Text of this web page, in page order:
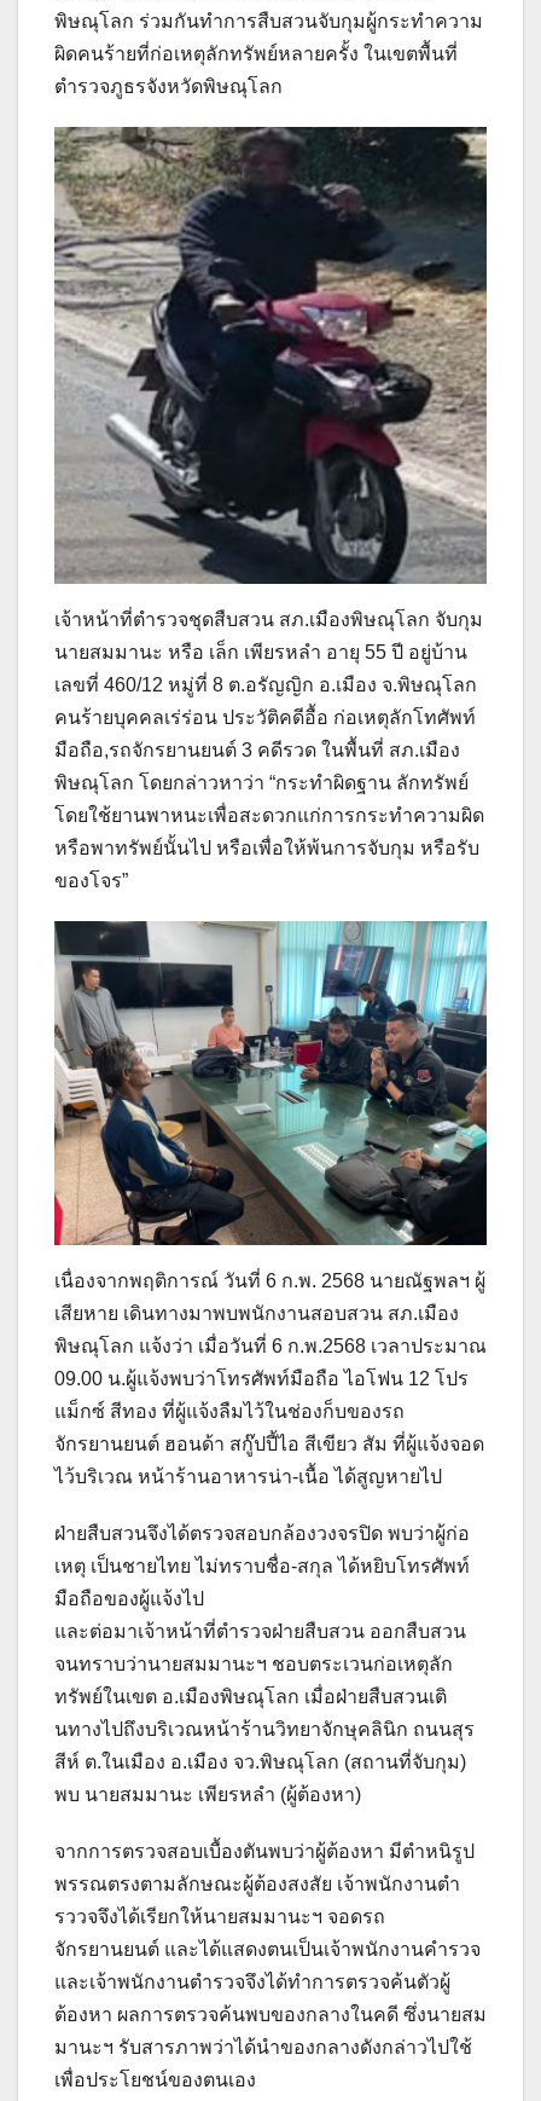
พิษณุโลก ร่วมกันทำการสืบสวนจับกุมผู้กระทำความ
ผิดคนร้ายที่ก่อเหตุลักทรัพย์หลายครั้ง ในเขตพื้นที่
ตำรวจภูธรจังหวัดพิษณุโลก
เจ้าหน้าที่ตำรวจชุดสืบสวน สภ.เมืองพิษณุโลก จับกุม
นายสมมานะ หรือ เล็ก เพียรหลำ อายุ 55 ปี อยู่บ้าน
เลขที่ 460/12 หมู่ที่ 8 ต.อรัญญิก อ.เมือง จ.พิษณุโลก
คนร้ายบุคคลเร่ร่อน ประวัติคดีอื้อ ก่อเหตุลักโทศัพท์
มือถือ,รถจักรยานยนต์ 3 คดีรวด ในพื้นที่ สภ.เมือง
พิษณุโลก โดยกล่าวหาว่า “กระทำผิดฐาน ลักทรัพย์
โดยใช้ยานพาหนะเพื่อสะดวกแก่การกระทำความผิด
หรือพาทรัพย์นั้นไป หรือเพื่อให้พ้นการจับกุม หรือรับ
ของโจร”
เนื่องจากพฤติการณ์ วันที่ 6 ก.พ. 2568 นายณัฐพลฯ ผู้
เสียหาย เดินทางมาพบพนักงานสอบสวน สภ.เมือง
พิษณุโลก แจ้งว่า เมื่อวันที่ 6 ก.พ.2568 เวลาประมาณ
09.00 น.ผู้แจ้งพบว่าโทรศัพท์มือถือ ไอโฟน 12 โปร
แม็กซ์ สีทอง ที่ผู้แจ้งลืมไว้ในช่องก็บของรถ
จักรยานยนต์ ฮอนด้า สกู๊ปปี้ไอ สีเขียว สัม ที่ผู้แจ้งจอด
ไว้บริเวณ หน้าร้านอาหารน่า-เนื้อ ได้สูญหายไป
ฝ่ายสืบสวนจึงได้ตรวจสอบกล้องวงจรปิด พบว่าผู้ก่อ
เหตุ เป็นชายไทย ไม่ทราบชื่อ-สกุล ได้หยิบโทรศัพท์
มือถือของผู้แจ้งไป
และต่อมาเจ้าหน้าที่ตำรวจฝ่ายสืบสวน ออกสืบสวน
จนทราบว่านายสมมานะฯ ชอบตระเวนก่อเหตุลัก
ทรัพย์ในเขต อ.เมืองพิษณุโลก เมื่อฝ่ายสืบสวนเติ
นทางไปถึงบริเวณหน้าร้านวิทยาจักษุคลินิก ถนนสุร
สีห์ ต.ในเมือง อ.เมือง จว.พิษณุโลก (สถานที่จับกุม)
พบ นายสมมานะ เพียรหลำ (ผู้ต้องหา)
จากการตรวจสอบเบื้องตันพบว่าผู้ต้องหา มีตำหนิรูป
พรรณตรงตามลักษณะผู้ต้องสงสัย เจ้าพนักงานตำ
รววจจึงได้เรียกให้นายสมมานะฯ จอดรถ
จักรยานยนต์ และได้แสดงตนเป็นเจ้าพนักงานคำรวจ
และเจ้าพนักงานตำรวจจึงได้ทำการตรวจค้นตัวผู้
ต้องหา ผลการตรวจค้นพบของกลางในคดี ซึ่งนายสม
มานะฯ รับสารภาพว่าได้นำของกลางดังกล่าวไปใช้
เพื่อประโยชน์ของตนเอง